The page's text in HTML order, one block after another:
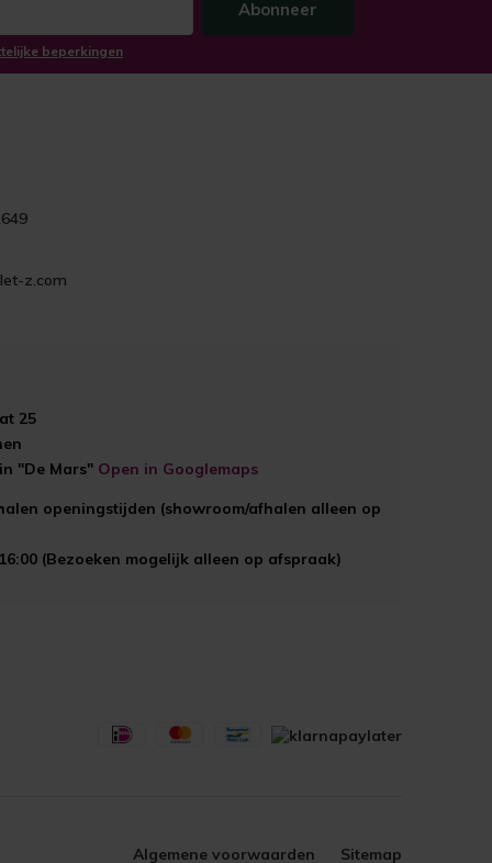
Abonneer
beperkingen
z.com
25
"De Mars" Open in Googlemaps
openingstijden (showroom/afhalen alleen op
(Bezoeken mogelijk alleen op afspraak)
Algemene voorwaarden Sitemap